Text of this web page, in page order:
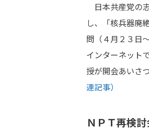
日本共産党の
し、「核兵器廃
問（４月２３日
インターネット
授が開会あいさ
連記事）
ＮＰＴ再検